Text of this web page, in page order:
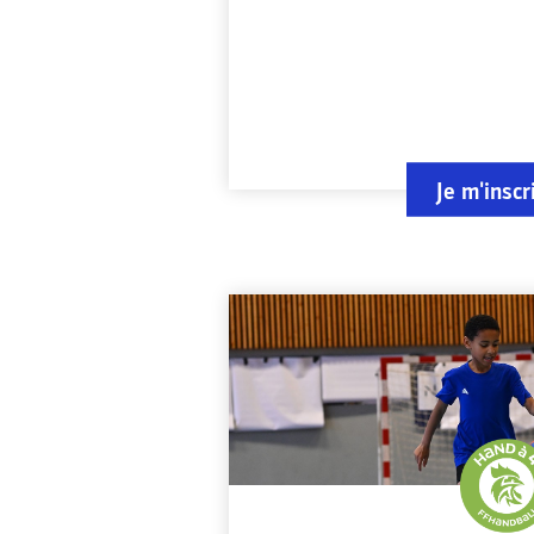
Je